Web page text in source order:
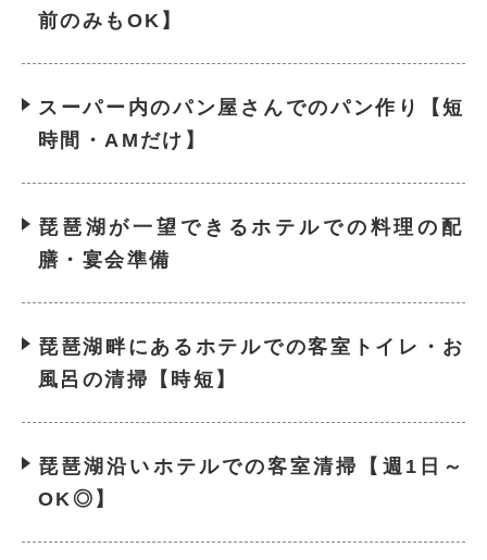
前のみもOK】
スーパー内のパン屋さんでのパン作り【短
時間・AMだけ】
琵琶湖が一望できるホテルでの料理の配
膳・宴会準備
琵琶湖畔にあるホテルでの客室トイレ・お
風呂の清掃【時短】
琵琶湖沿いホテルでの客室清掃【週1日～
OK◎】